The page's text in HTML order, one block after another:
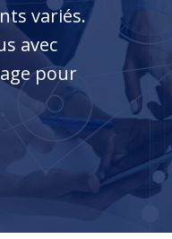
variés.
avec
pour